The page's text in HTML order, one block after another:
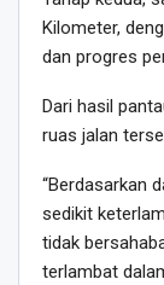
Kilometer,
dan progres
Dari hasil
ruas jalan
“Berdasarkan
sedikit
tidak
terlambat